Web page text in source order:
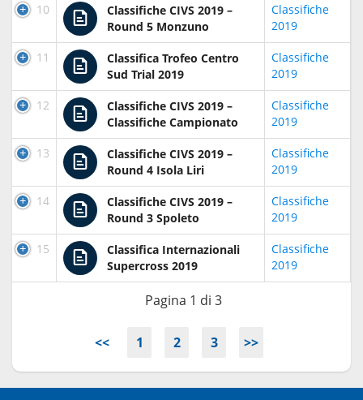
10
Classifiche CIVS 2019 –
Round 5 Monzuno
Classifiche
2019
11
Classifica Trofeo Centro
Sud Trial 2019
Classifiche
2019
12
Classifiche CIVS 2019 –
Classifiche Campionato
Classifiche
2019
13
Classifiche CIVS 2019 –
Round 4 Isola Liri
Classifiche
2019
14
Classifiche CIVS 2019 –
Round 3 Spoleto
Classifiche
2019
15
Classifica Internazionali
Supercross 2019
Classifiche
2019
Pagina 1 di 3
<< 1 2 3 >>